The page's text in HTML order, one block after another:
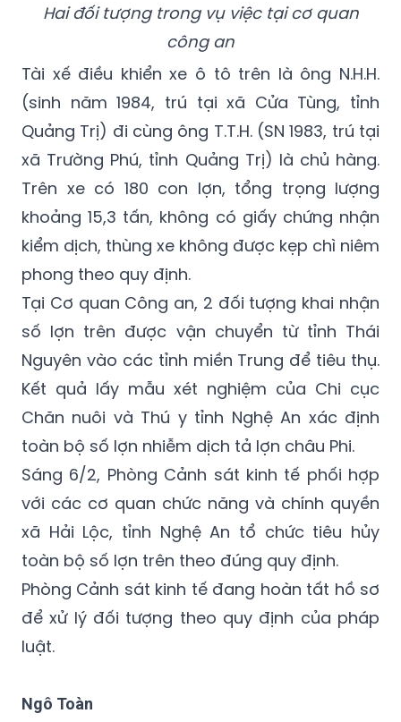
Hai đối tượng trong vụ việc tại cơ quan
công an
Tài xế điều khiển xe ô tô trên là ông N.H.H.
(sinh năm 1984, trú tại xã Cửa Tùng, tỉnh
Quảng Trị) đi cùng ông T.T.H. (SN 1983, trú tại
xã Trường Phú, tỉnh Quảng Trị) là chủ hàng.
Trên xe có 180 con lợn, tổng trọng lượng
khoảng 15,3 tấn, không có giấy chứng nhận
kiểm dịch, thùng xe không được kẹp chì niêm
phong theo quy định.
Tại Cơ quan Công an, 2 đối tượng khai nhận
số lợn trên được vận chuyển từ tỉnh Thái
Nguyên vào các tỉnh miền Trung để tiêu thụ.
Kết quả lấy mẫu xét nghiệm của Chi cục
Chăn nuôi và Thú y tỉnh Nghệ An xác định
toàn bộ số lợn nhiễm dịch tả lợn châu Phi.
Sáng 6/2, Phòng Cảnh sát kinh tế phối hợp
với các cơ quan chức năng và chính quyền
xã Hải Lộc, tỉnh Nghệ An tổ chức tiêu hủy
toàn bộ số lợn trên theo đúng quy định.
Phòng Cảnh sát kinh tế đang hoàn tất hồ sơ
để xử lý đối tượng theo quy định của pháp
luật.
Ngô Toàn